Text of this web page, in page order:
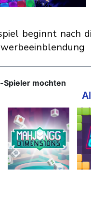
werbeeinblendung
Spieler mochten